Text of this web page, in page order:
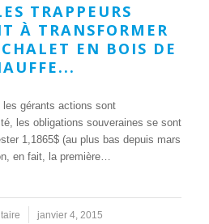
TRAPPEURS
À TRANSFORMER
EN BOIS DE
les gérants actions sont
les obligations souveraines se sont
1,1865$ (au plus bas depuis mars
en fait, la première…
janvier 4, 2015